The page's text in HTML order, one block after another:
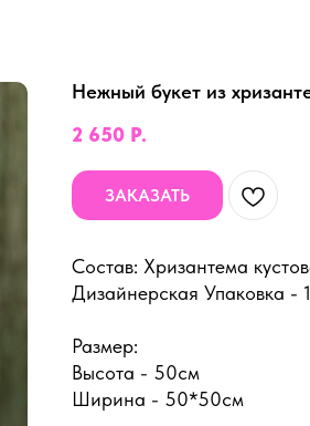
Нежный букет из
2 650 Р.
ЗАКАЗАТЬ
Состав: Хризантема
Дизайнерская Упаковка -
Размер:
Высота - 50см
Ширина - 50*50см